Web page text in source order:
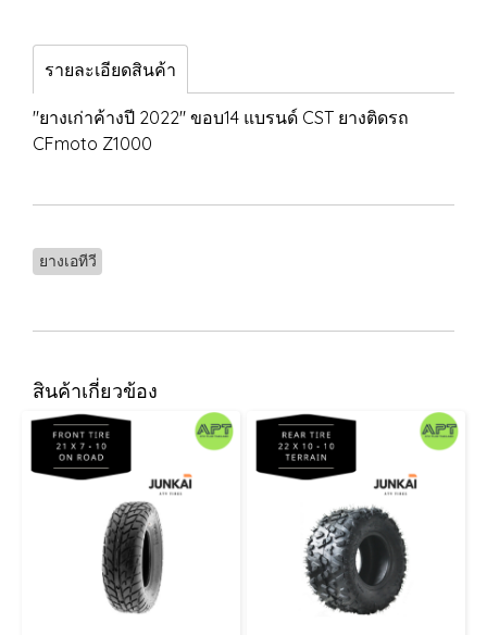
รายละเอียดสินค้า
"ยางเก่าค้างปี 2022" ขอบ14 แบรนด์ CST ยางติดรถ
CFmoto Z1000
ยางเอทีวี
สินค้าเกี่ยวข้อง